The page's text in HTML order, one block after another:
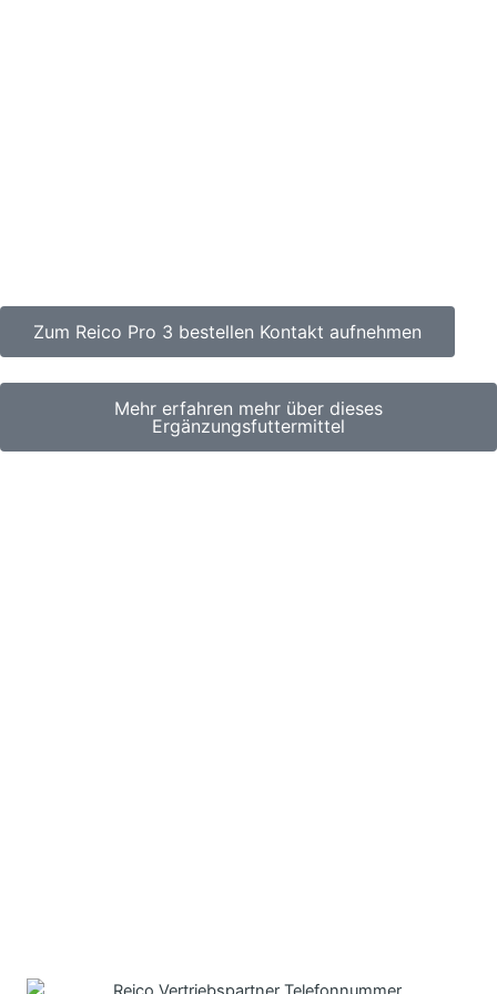
Zum Reico Pro 3 bestellen Kontakt aufnehmen
Mehr erfahren mehr über dieses
Ergänzungsfuttermittel